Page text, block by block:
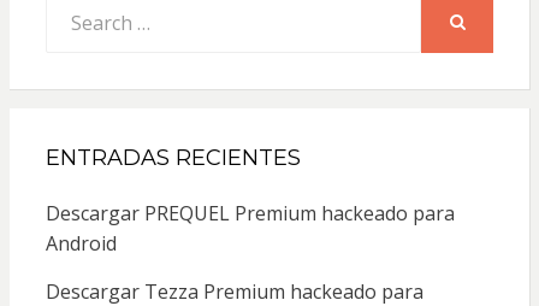
for:
ENTRADAS RECIENTES
Descargar PREQUEL Premium hackeado para
Android
Descargar Tezza Premium hackeado para